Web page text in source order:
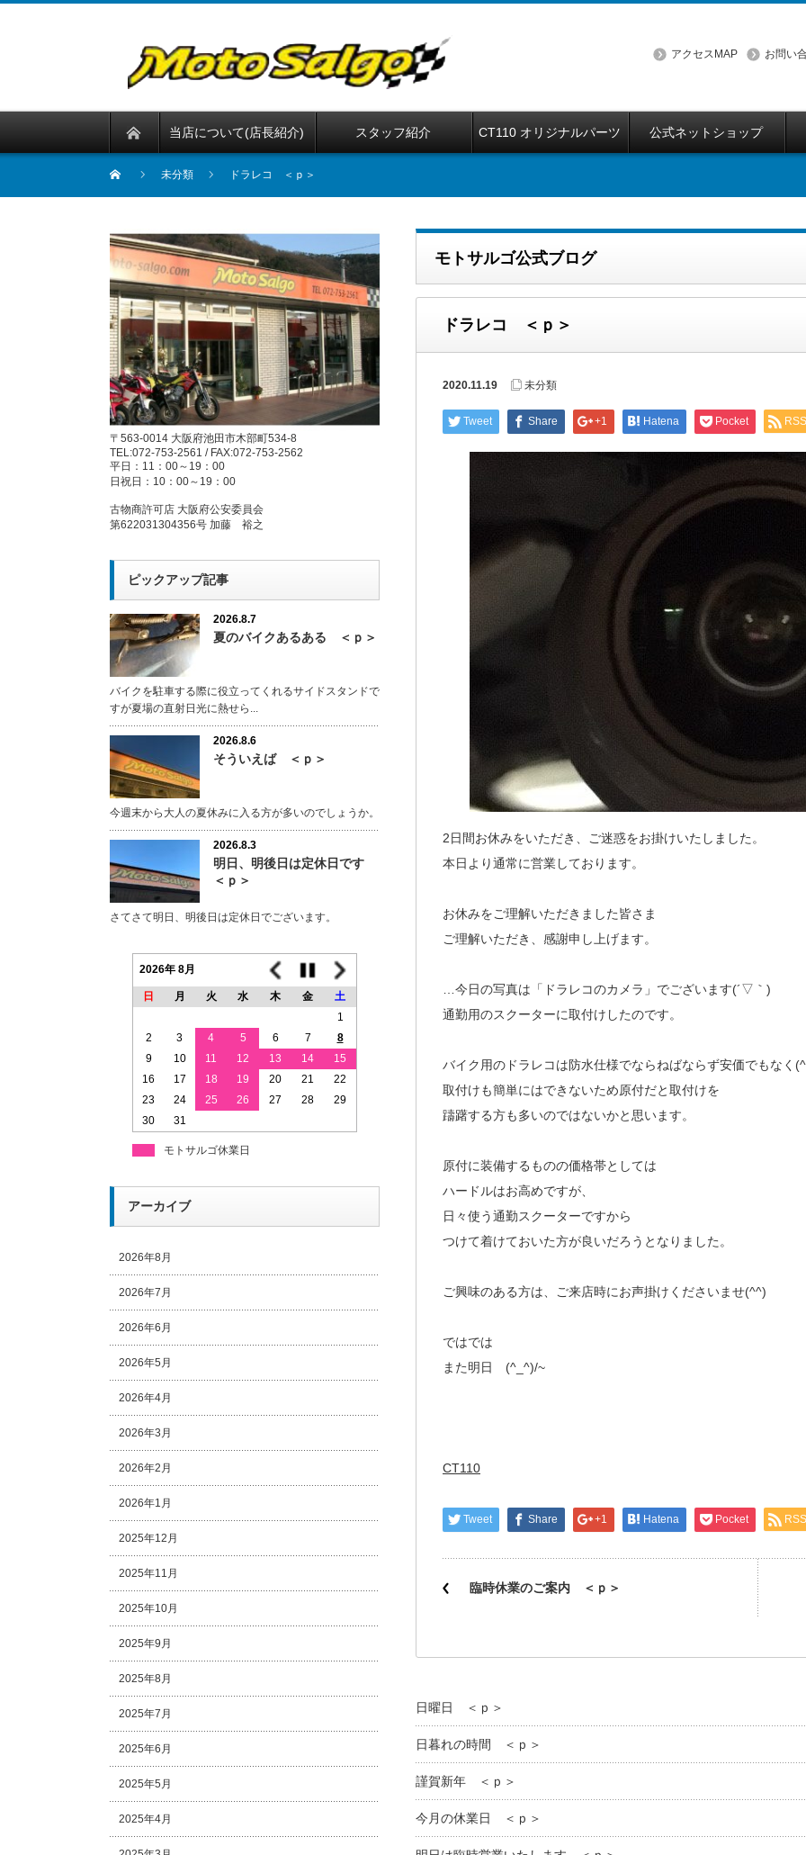
アクセスMAP お問い
当店について(店長紹介) スタッフ紹介 CT110 オリジナルパーツ 公式ネットショップ
未分類 ドラレコ ＜ｐ＞
モトサルゴ公式ブログ
ドラレコ ＜ｐ＞
2020.11.19 未分類
Tweet Share +1 Hatena Pocket RSS
2日間お休みをいただき、ご迷惑をお掛けいたしました。
本日より通常に営業しております。
お休みをご理解いただきました皆さま
ご理解いただき、感謝申し上げます。
…今日の写真は「ドラレコのカメラ」でございます(´▽｀)
通勤用のスクーターに取付けしたのです。
バイク用のドラレコは防水仕様でならねばならず安価でもなく
取付けも簡単にはできないため原付だと取付けを
躊躇する方も多いのではないかと思います。
原付に装備するものの価格帯としては
ハードルはお高めですが、
日々使う通勤スクーターですから
つけて着けておいた方が良いだろうとなりました。
ご興味のある方は、ご来店時にお声掛けくださいませ(^^)
ではでは
また明日 (^_^)/~
CT110
Tweet Share +1 Hatena Pocket RSS
臨時休業のご案内 ＜ｐ＞
日曜日 ＜ｐ＞
日暮れの時間 ＜ｐ＞
謹賀新年 ＜ｐ＞
今月の休業日 ＜ｐ＞
〒563-0014 大阪府池田市木部町534-8
TEL:072-753-2561 / FAX:072-753-2562
平日：11：00～19：00
日祝日：10：00～19：00
古物商許可店 大阪府公安委員会
第622031304356号 加藤 裕之
ピックアップ記事
2026.8.7
夏のバイクあるある ＜ｐ＞
バイクを駐車する際に役立ってくれるサイドスタンドで
すが夏場の直射日光に熱せら...
2026.8.6
そういえば ＜ｐ＞
今週末から大人の夏休みに入る方が多いのでしょうか。
2026.8.3
明日、明後日は定休日です
＜ｐ＞
さてさて明日、明後日は定休日でございます。
2026年 8月
日 月 火 水 木 金
土
1
2
3 4 5 6 7
8
9
10 11 12 13 14
15
16
17 18 19 20 21
22
23
24 25 26 27 28
29
30
31
モトサルゴ休業日
アーカイブ
2026年8月
2026年7月
2026年6月
2026年5月
2026年4月
2026年3月
2026年2月
2026年1月
2025年12月
2025年11月
2025年10月
2025年9月
2025年8月
2025年7月
2025年6月
2025年5月
2025年4月